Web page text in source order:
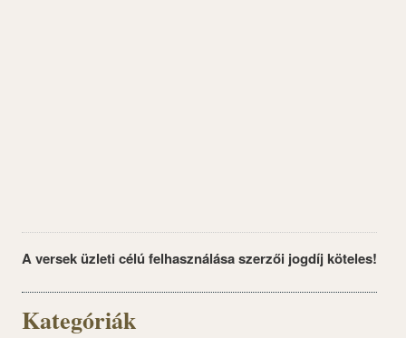
A versek üzleti célú felhasználása szerzői jogdíj köteles!
Kategóriák